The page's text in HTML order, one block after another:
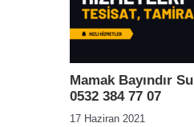
Mamak Bayındır
0532 384 77 07
17 Haziran 2021